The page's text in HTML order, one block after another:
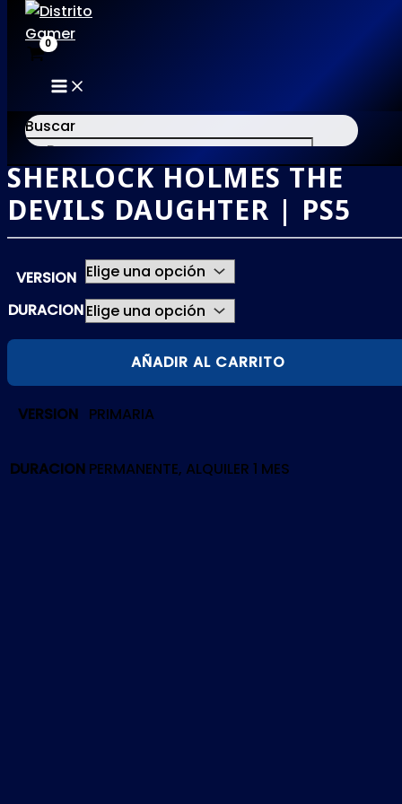
al
contenido
MAIN
MENU
Buscar
×
SHERLOCK HOLMES THE
DEVILS DAUGHTER | PS5
VERSION
DURACION
SHERLOCK
DEVILS
|
AÑADIR AL CARRITO
VERSION PRIMARIA
DURACION PERMANENTE, ALQUILER 1 MES